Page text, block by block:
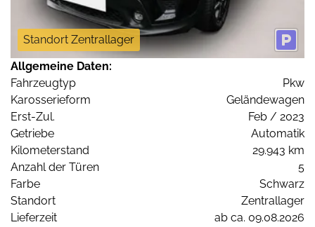
Standort Zentrallager
Allgemeine Daten:
Fahrzeugtyp
Pkw
Karosserieform
Geländewagen
Erst-Zul.
Feb / 2023
Getriebe
Automatik
Kilometerstand
29.943 km
Anzahl der Türen
5
Farbe
Schwarz
Standort
Zentrallager
Lieferzeit
ab ca. 09.08.2026